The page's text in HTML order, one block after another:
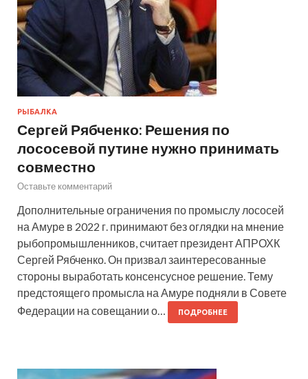
РЫБАЛКА
Сергей Рябченко: Решения по
лососевой путине нужно принимать
совместно
Оставьте комментарий
Дополнительные ограничения по промыслу лососей
на Амуре в 2022 г. принимают без оглядки на мнение
рыбопромышленников, считает президент АПРОХК
Сергей Рябченко. Он призвал заинтересованные
стороны выработать консенсусное решение. Тему
предстоящего промысла на Амуре подняли в Совете
Федерации на совещании о…
ПОДРОБНЕЕ